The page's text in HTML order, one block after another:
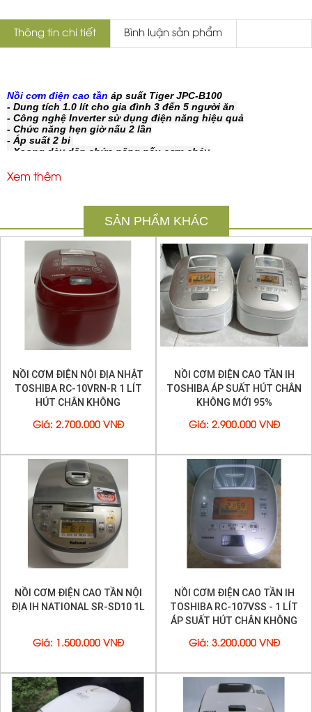
Thông tin chi tiết Bình luận sản phẩm
Nồi cơm điện cao tần áp suất Tiger JPC-B100
- Dung tích 1.0 lít cho gia đình 3 đến 5 người ăn
- Công nghệ Inverter sử dụng điện năng hiệu quả
- Chức năng hẹn giờ nấu 2 lần
- Áp suất 2 bi
- Xoong dày dặn chức năng nấu cơm cháy
- Nguồn vào : AC100V
- Trọng lượng : 5.0kg
- Nước sản xuất: Nhật Bản
- Thiết kế dễ tháo rời để lau chùi, vệ sinh
- Đồng hồ hẹn giờ
- Giữ ấm cơm 48h
- Đun nóng cảm ứng, chín từ trong ra ngoài giúp cơm ngon
mà không bị cháy hay sống.
- Làm chín cơm và thực phẩm ở áp suất 1.25ATM và 135 độ C.
- Menu: gạo trắng (Okoge), nấu ăn nhanh, gạo nâu, cháo, gạo
với đậu đỏ, gạo kê, lên men bánh mì, nướng bánh, nấu nướng
Xem thêm
SẢN PHẨM KHÁC
NỒI CƠM ĐIỆN NỘI ĐỊA NHẬT
TOSHIBA RC-10VRN-R 1 LÍT
HÚT CHÂN KHÔNG
Giá : 2.700.000 VNĐ
NỒI CƠM ĐIỆN CAO TẦN IH
TOSHIBA ÁP SUẤT HÚT CHÂN
KHÔNG MỚI 95%
Giá : 2.900.000 VNĐ
NỒI CƠM ĐIỆN CAO TẦN NỘI
ĐỊA IH NATIONAL SR-SD10 1L
Giá: 1.500.000 VNĐ
NỒI CƠM ĐIỆN CAO TẦN IH
TOSHIBA RC-107VSS - 1 LÍT
ÁP SUẤT HÚT CHÂN KHÔNG
Giá: 3.200.000 VNĐ